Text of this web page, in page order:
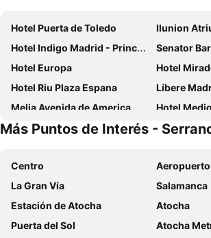
Hotel Puerta de Toledo
Ilunion
Hotel Indigo Madrid - Princesa By Ihg
Senator
Hotel Europa
Hotel
Hotel Riu Plaza Espana
Líbere
Melia Avenida de America
Hotel
Anaco
Ilunion Pio
Hotel Praga
Hostal El
ibis budget Madrid Vallecas
Hotel
Apartamentos Recoletos
Hotel
Hostal Condestable
Optimi
Más Puntos de Interés -
Centro
Aeropuerto
La Gran Vía
Salamanca
Estación de Atocha
Atocha
Puerta del Sol
Atocha